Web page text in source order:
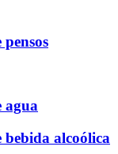
agua
alcoólica